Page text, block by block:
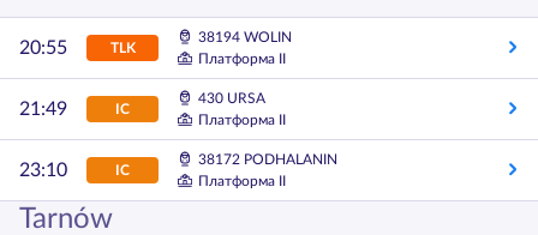
20:55 TLK
38194 WOLIN
Платформа II
21:49 IC
430 URSA
Платформа II
23:10 IC
38172 PODHALANIN
Платформа II
Tarnów